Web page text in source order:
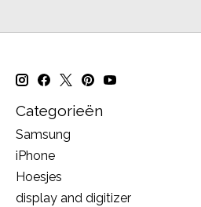
Categorieën
Samsung
iPhone
Hoesjes
display and digitizer